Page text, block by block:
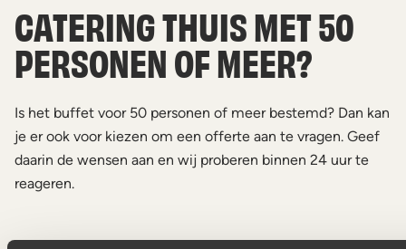
CATERING THUIS MET 50
PERSONEN OF MEER?
Is het buffet voor 50 personen of meer bestemd? Dan kan
je er ook voor kiezen om een offerte aan te vragen. Geef
daarin de wensen aan en wij proberen binnen 24 uur te
reageren.